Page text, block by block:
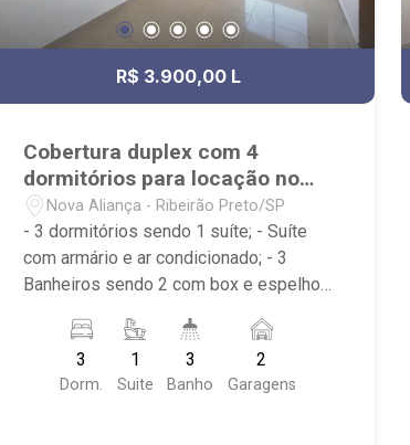
R$ 3.900,00 L
Cobertura duplex com 4
dormitórios para locação no
Nova Aliança
Nova Aliança - Ribeirão Preto/SP
- 3 dormitórios sendo 1 suíte; - Suíte
com armário e ar condicionado; - 3
Banheiros sendo 2 com box e espelho;
no teto; - Cozinha americana planejada;
- Cozinha já com cooktop e depurador; -
Varanda gourmet com churrasqueira; -
3
Dorm.
1
Suite
3
Banho
2
Garagens